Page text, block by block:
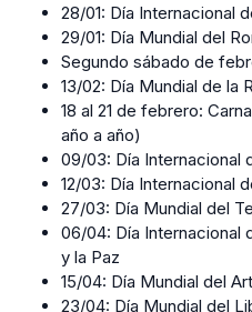
28/01: Día Internacional
29/01: Día Mundial del
Segundo sábado de
13/02: Día Mundial de la
18 al 21 de febrero:
año a año)
09/03: Día Internacional
12/03: Día Internacional
27/03: Día Mundial del
06/04: Día Internacional
y la Paz
15/04: Día Mundial del
23/04: Día Mundial del